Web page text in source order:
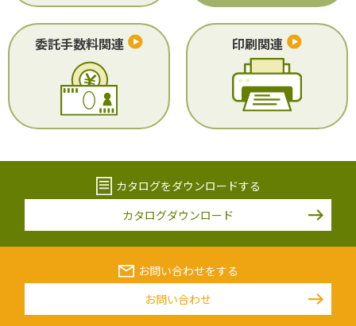
委託手数料関連 印刷関連
カタログをダウンロードする
カタログダウンロード
お問い合わせをする
お問い合わせ